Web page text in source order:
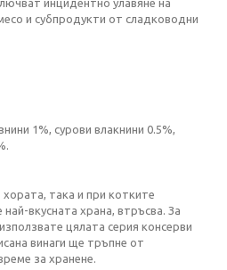
инцидентно улавяне на
и субпродукти от сладководни
1%, сурови влакнини 0.5%,
така и при котките
вкусната храна, втръсва. За
цялата серия консерви
винаги ще тръпне от
за хранене.